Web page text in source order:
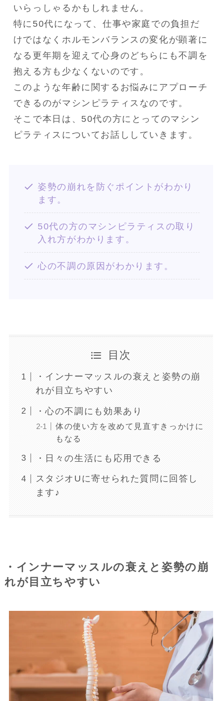
いらっしゃるかもしれません。
特に50代になって、仕事や家庭での負担だ
けではなくホルモンバランスの変化が顕著に
なる更年期を迎えて心身のどちらにも不調を
抱える方も少なくないのです。
このような年齢に関するお悩みにアプローチ
できるのがマシンピラティスなのです。
そこで本日は、50代の方にとってのマシン
ピラティスについてお話ししていきます。
姿勢の崩れを防ぐポイントがわかり
ます。
50代の方のマシンピラティスの取り
入れ方がわかります。
心の不調の原因がわかります。
目次
・インナーマッスルの衰えと姿勢の崩
れが目立ちやすい
・心の不調にも効果あり
体の使い方を改めて見直すきっかけに
もなる
・日々の生活にも応用できる
スタジオUに寄せられた質問に回答し
ます♪
・インナーマッスルの衰えと姿勢の崩
れが目立ちやすい